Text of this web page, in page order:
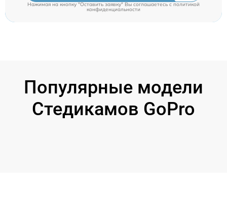
Нажимая на кнопку "Оставить заявку" Вы соглашаетесь cполитикой
конфиденциальности
Популярные модели
Стедикамов GoPro